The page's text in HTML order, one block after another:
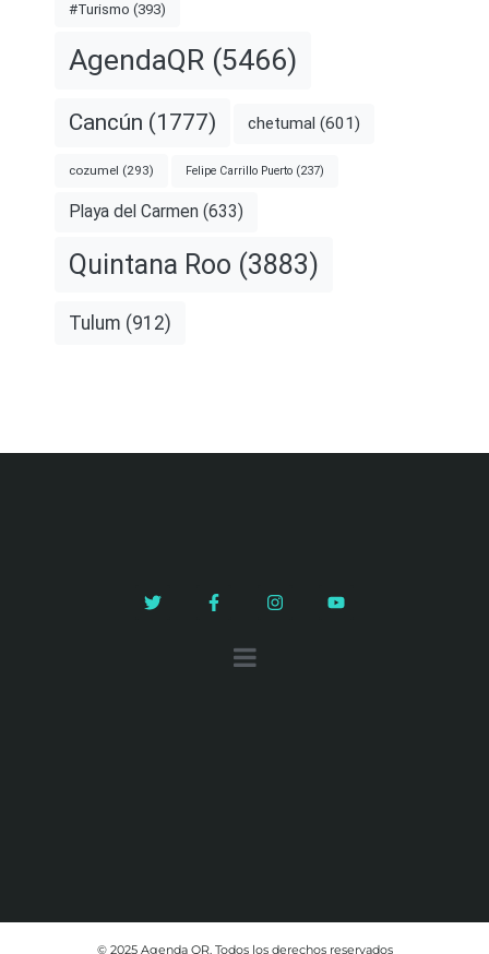
#Turismo (393)
AgendaQR (5466)
Cancún (1777) chetumal (601)
cozumel (293) Felipe Carrillo Puerto (237)
Playa del Carmen (633)
Quintana Roo (3883)
Tulum (912)
© 2025 Agenda QR. Todos los derechos reservados